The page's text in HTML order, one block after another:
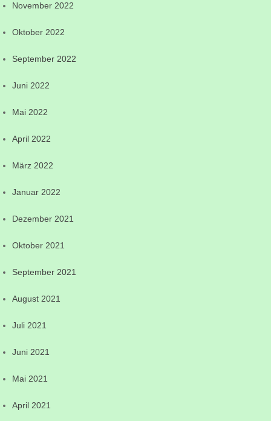
November 2022
Oktober 2022
September 2022
Juni 2022
Mai 2022
April 2022
März 2022
Januar 2022
Dezember 2021
Oktober 2021
September 2021
August 2021
Juli 2021
Juni 2021
Mai 2021
April 2021